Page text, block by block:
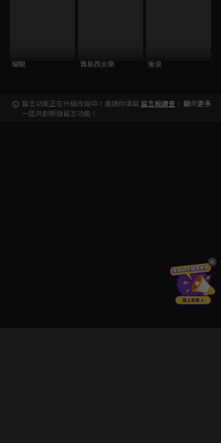
耀眼 寶島西米樂 後浪
留言功能正在升級改版中！邀請你填寫 留言板調查 ，
一起共創新版留言功能！
顯示更多